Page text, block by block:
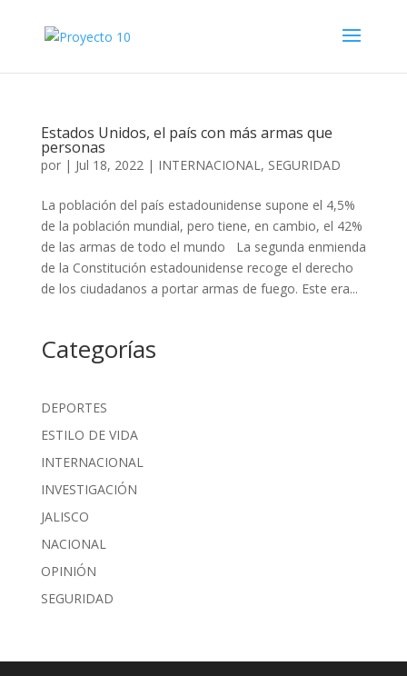
Estados Unidos, el país con más armas que
personas
por | Jul 18, 2022| INTERNACIONAL, SEGURIDAD
La población del país estadounidense supone el 4,5%
de la población mundial, pero tiene, en cambio, el 42%
de las armas de todo el mundo La segunda enmienda
de la Constitución estadounidense recoge el derecho
de los ciudadanos a portar armas de fuego. Este era...
Categorías
DEPORTES
ESTILO DE VIDA
INTERNACIONAL
INVESTIGACIÓN
JALISCO
NACIONAL
OPINIÓN
SEGURIDAD